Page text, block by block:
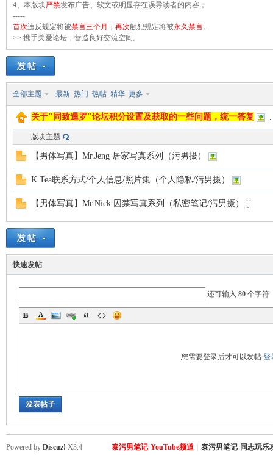
致
暹
4、本版块严禁发布广告、软文或明显存在误导读者的内容；
-----
首次违反规定将被禁言三个月 ； 再次触犯规定将被永久禁言。
>> 携手关爱论坛，营造良好交流空间。
全部主题 最新 热门 热帖 精华 更多
关于"同致暹罗"论坛积分设置及获取的一些问题，统一答复
版块主题
【男体写真】Mr.Jeng 居家写真系列（污男摄）
K.Tea联系方式/个人信息/照片集（个人隐私/污男摄）
【男体写真】Mr.Nick 囚禁写真系列（私密笔记/污男摄）
快速发帖
还可输入 80个字符
您需要登录后才可以发帖登
发表帖子
泰污男笔记-YouTube频道 泰污男笔记-同志玩乐
Powered by Discuz! X3.4